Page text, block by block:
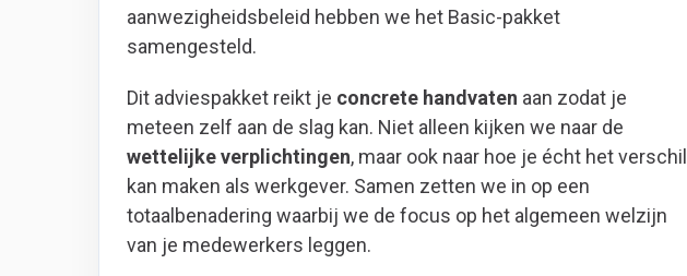
aanwezigheidsbeleid hebben we het Basic-pakket
samengesteld.
Dit adviespakket reikt je concrete handvaten aan zodat je
meteen zelf aan de slag kan. Niet alleen kijken we naar de
wettelijke verplichtingen, maar ook naar hoe je écht het verschil
kan maken als werkgever. Samen zetten we in op een
totaalbenadering waarbij we de focus op het algemeen welzijn
van je medewerkers leggen.